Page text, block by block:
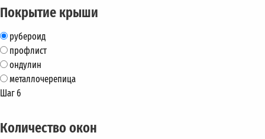
Покрытие крыши
рубероид
профлист
ондулин
металлочерепица
Шаг 6
Количество окон